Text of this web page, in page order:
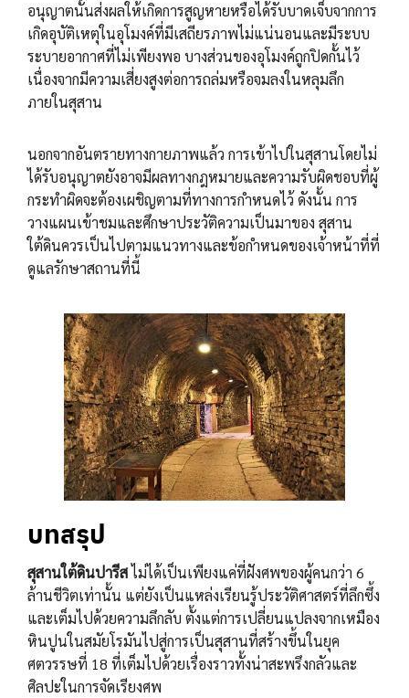
อนุญาตนั้นส่งผลให้เกิดการสูญหายหรือได้รับบาดเจ็บจากการ
เกิดอุบัติเหตุในอุโมงค์ที่มีเสถียรภาพไม่แน่นอนและมีระบบ
ระบายอากาศที่ไม่เพียงพอ บางส่วนของอุโมงค์ถูกปิดกั้นไว้
เนื่องจากมีความเสี่ยงสูงต่อการถล่มหรือจมลงในหลุมลึก
ภายในสุสาน
นอกจากอันตรายทางกายภาพแล้ว การเข้าไปในสุสานโดยไม่
ได้รับอนุญาตยังอาจมีผลทางกฎหมายและความรับผิดชอบที่ผู้
กระทำผิดจะต้องเผชิญตามที่ทางการกำหนดไว้ ดังนั้น การ
วางแผนเข้าชมและศึกษาประวัติความเป็นมาของ สุสาน
ใต้ดินควรเป็นไปตามแนวทางและข้อกำหนดของเจ้าหน้าที่ที่
ดูแลรักษาสถานที่นี้
บทสรุป
สุสานใต้ดินปารีสไม่ได้เป็นเพียงแค่ที่ฝังศพของผู้คนกว่า 6
ล้านชีวิตเท่านั้น แต่ยังเป็นแหล่งเรียนรู้ประวัติศาสตร์ที่ลึกซึ้ง
และเต็มไปด้วยความลึกลับ ตั้งแต่การเปลี่ยนแปลงจากเหมือง
หินปูนในสมัยโรมันไปสู่การเป็นสุสานที่สร้างขึ้นในยุค
ศตวรรษที่ 18 ที่เต็มไปด้วยเรื่องราวทั้งน่าสะพรึงกลัวและ
ศิลปะในการจัดเรียงศพ